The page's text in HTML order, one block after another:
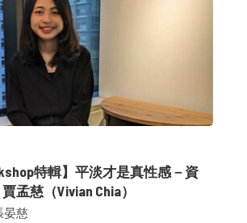
特輯】平淡才是真性感－資
孟慈（Vivian Chia）
晏慈